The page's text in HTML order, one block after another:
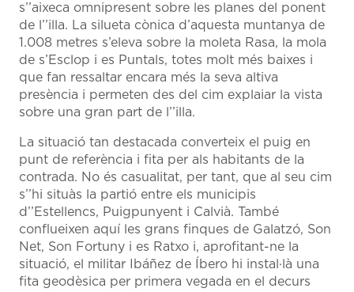
s’’aixeca omnipresent sobre les planes del ponent
de l’’illa. La silueta cònica d’aquesta muntanya de
1.008 metres s’eleva sobre la moleta Rasa, la mola
de s’Esclop i es Puntals, totes molt més baixes i
que fan ressaltar encara més la seva altiva
presència i permeten des del cim explaiar la vista
sobre una gran part de l’’illa.
La situació tan destacada converteix el puig en
punt de referència i fita per als habitants de la
contrada. No és casualitat, per tant, que al seu cim
s’’hi situàs la partió entre els municipis
d’’Estellencs, Puigpunyent i Calvià. També
conflueixen aquí les grans finques de Galatzó, Son
Net, Son Fortuny i es Ratxo i, aprofitant-ne la
situació, el militar Ibáñez de Íbero hi instal·là una
fita geodèsica per primera vegada en el decurs